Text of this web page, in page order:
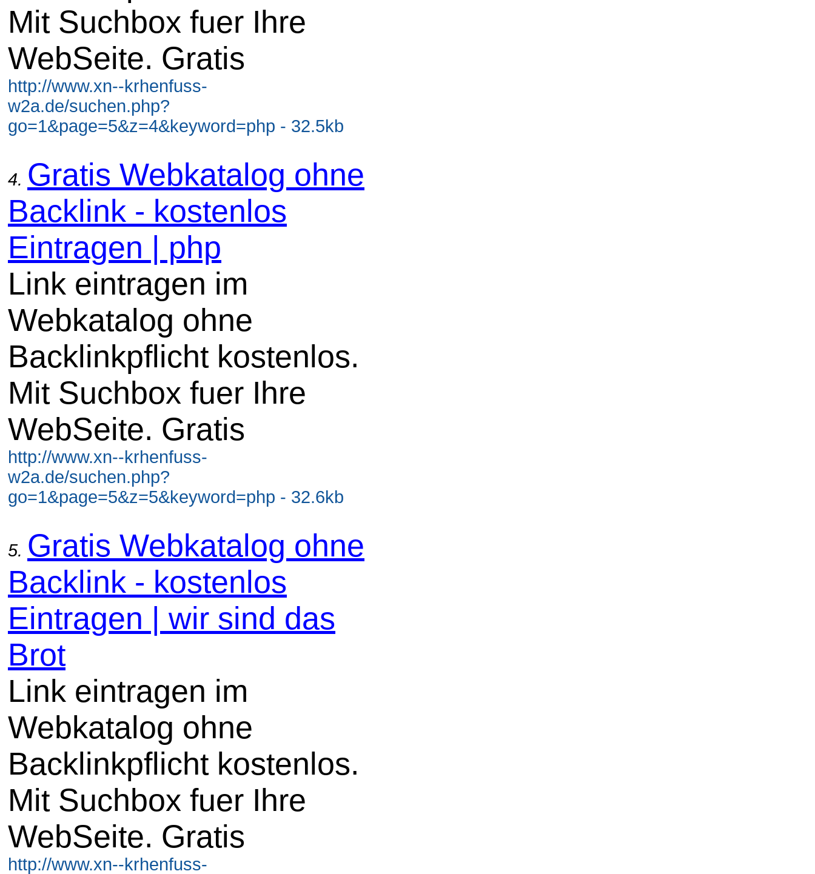
Mit Suchbox fuer Ihre
WebSeite. Gratis
http://www.xn--krhenfuss-
w2a.de/suchen.php?
go=1&page=5&z=4&keyword=php - 32.5kb
4. Gratis Webkatalog ohne
Backlink - kostenlos
Eintragen | php
Link eintragen im
Webkatalog ohne
Backlinkpflicht kostenlos.
Mit Suchbox fuer Ihre
WebSeite. Gratis
http://www.xn--krhenfuss-
w2a.de/suchen.php?
go=1&page=5&z=5&keyword=php - 32.6kb
5. Gratis Webkatalog ohne
Backlink - kostenlos
Eintragen | wir sind das
Brot
Link eintragen im
Webkatalog ohne
Backlinkpflicht kostenlos.
Mit Suchbox fuer Ihre
WebSeite. Gratis
http://www.xn--krhenfuss-